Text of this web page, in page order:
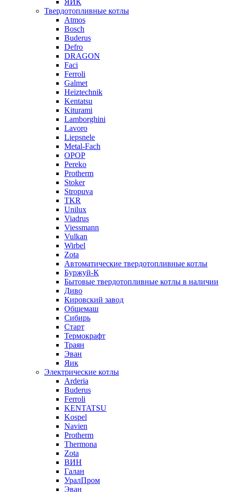
ЯИК
Твердотопливные котлы
Atmos
Bosch
Buderus
Defro
DRAGON
Faci
Ferroli
Galmet
Heiztechnik
Kentatsu
Kiturami
Lamborghini
Lavoro
Liepsnele
Metal-Fach
OPOP
Pereko
Protherm
Stoker
Stropuva
TKR
Unilux
Viadrus
Viessmann
Vulkan
Wirbel
Zota
Автоматические твердотопливные котлы
Буржуй-К
Бытовые твердотопливные котлы в наличии
Диво
Кировский завод
Общемаш
Сибирь
Старт
Термокрафт
Траян
Эван
Яик
Электрические котлы
Arderia
Buderus
Ferroli
KENTATSU
Kospel
Navien
Protherm
Thermona
Zota
ВИН
Галан
УралПром
Эван